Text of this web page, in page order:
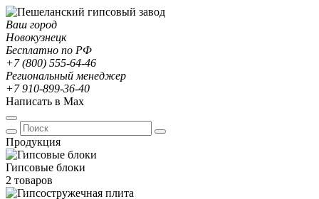
Ваш город
Новокузнецк
Бесплатно по РФ
+7 (800) 555-64-46
Региональный менеджер
+7 910-899-36-40
Написать в Max
Продукция
Гипсовые блоки
2 товаров